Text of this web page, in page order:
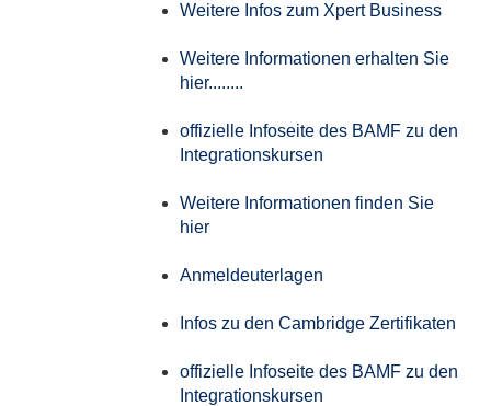
Weitere Infos zum Xpert Business
Weitere Informationen erhalten Sie
hier........
offizielle Infoseite des BAMF zu den
Integrationskursen
Weitere Informationen finden Sie
hier
Anmeldeuterlagen
Infos zu den Cambridge Zertifikaten
offizielle Infoseite des BAMF zu den
Integrationskursen